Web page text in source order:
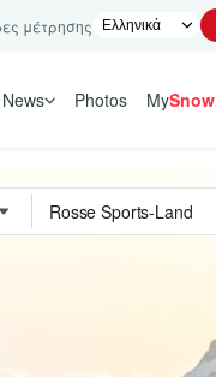
μέτρησης
News Photos MySnow